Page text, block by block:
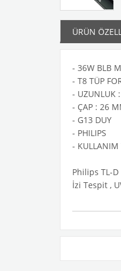
ÜRÜN
- 36W BLB
- T8 TÜP
- UZUNLUK
- ÇAP : 26
- G13 DUY
- PHILIPS
- KULLANIM
Philips TL-
İzi Tespit ,